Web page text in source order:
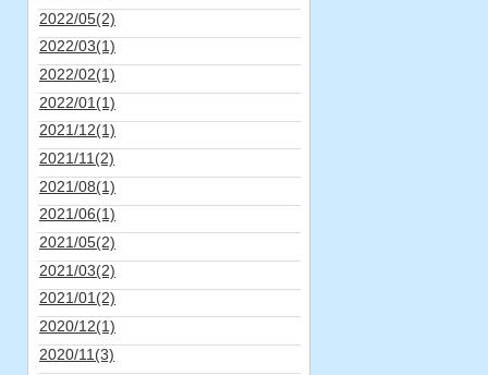
2022/05(2)
2022/03(1)
2022/02(1)
2022/01(1)
2021/12(1)
2021/11(2)
2021/08(1)
2021/06(1)
2021/05(2)
2021/03(2)
2021/01(2)
2020/12(1)
2020/11(3)